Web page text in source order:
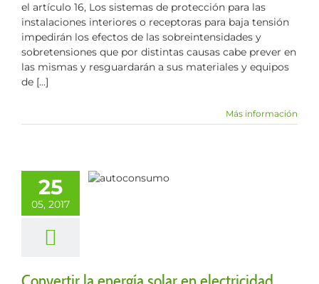
el artículo 16, Los sistemas de protección para las
instalaciones interiores o receptoras para baja tensión
impedirán los efectos de las sobreintensidades y
sobretensiones que por distintas causas cabe prever en
las mismas y resguardarán a sus materiales y equipos
de [...]
Más información
25
05, 2017
la energía
electricidad
Electricidad